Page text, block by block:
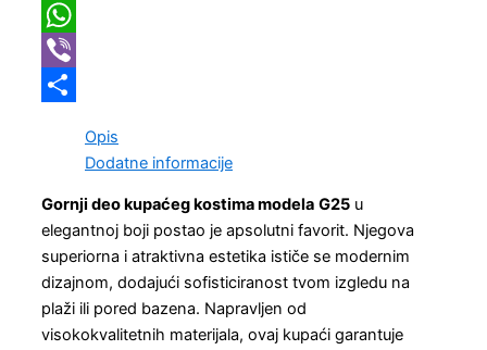
Link
Messenger
WhatsApp
Viber
Opis
Dodatne informacije
Gornji deo kupaćeg kostima modela G25 u
elegantnoj boji postao je apsolutni favorit. Njegova
superiorna i atraktivna estetika ističe se modernim
dizajnom, dodajući sofisticiranost tvom izgledu na
plaži ili pored bazena. Napravljen od
visokokvalitetnih materijala, ovaj kupaći garantuje